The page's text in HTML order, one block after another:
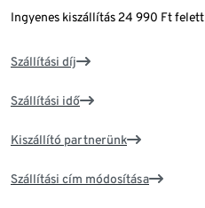
Ingyenes kiszállítás 24 990 Ft felett
Szállítási díj
Szállítási idő
Kiszállító partnerünk
Szállítási cím módosítása